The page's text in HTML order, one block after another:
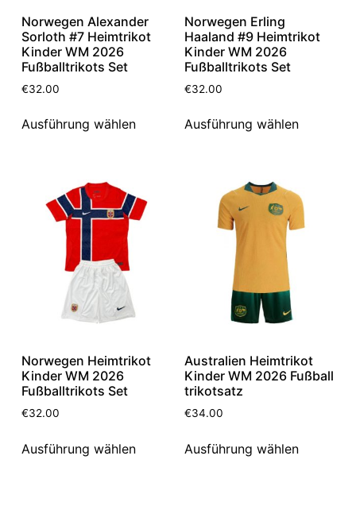
Norwegen Alexander
Sorloth #7 Heimtrikot
Kinder WM 2026
Fußballtrikots Set
€32.00
Ausführung wählen
Norwegen Erling
Haaland #9 Heimtrikot
Kinder WM 2026
Fußballtrikots Set
€32.00
Ausführung wählen
Norwegen Heimtrikot
Kinder WM 2026
Fußballtrikots Set
€32.00
Ausführung wählen
Australien Heimtrikot
Kinder WM 2026 Fußball
trikotsatz
€34.00
Ausführung wählen